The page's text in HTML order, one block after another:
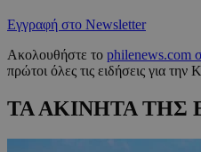
Εγγραφή στο Newsletter
Ακολουθήστε το philenews.com
πρώτοι όλες τις ειδήσεις για
ΤΑ ΑΚΙΝΗΤΑ ΤΗΣ